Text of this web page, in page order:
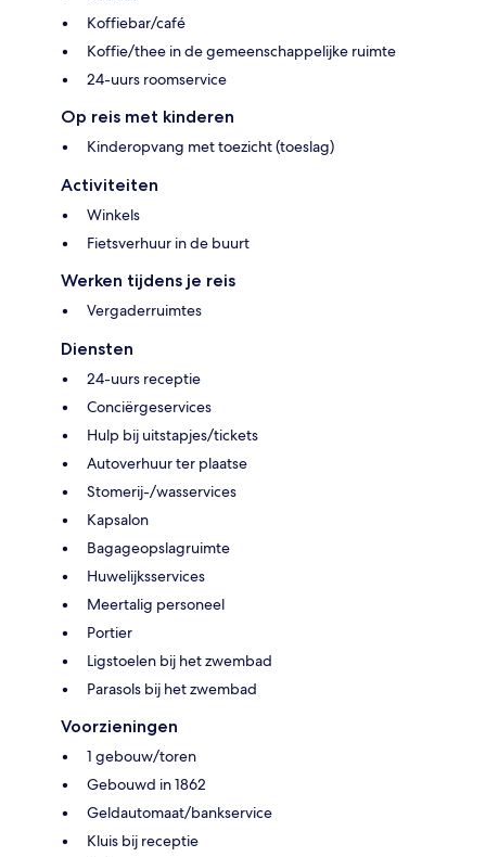
Koffiebar/café
Koffie/thee in de gemeenschappelijke ruimte
24-uurs roomservice
Op reis met kinderen
Kinderopvang met toezicht (toeslag)
Activiteiten
Winkels
Fietsverhuur in de buurt
Werken tijdens je reis
Vergaderruimtes
Diensten
24-uurs receptie
Conciërgeservices
Hulp bij uitstapjes/tickets
Autoverhuur ter plaatse
Stomerij-/wasservices
Kapsalon
Bagageopslagruimte
Huwelijksservices
Meertalig personeel
Portier
Ligstoelen bij het zwembad
Parasols bij het zwembad
Voorzieningen
1 gebouw/toren
Gebouwd in 1862
Geldautomaat/bankservice
Kluis bij receptie